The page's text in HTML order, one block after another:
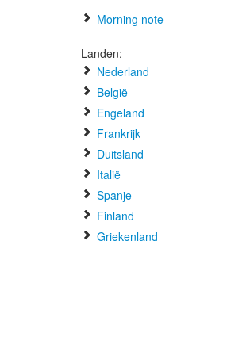
Morning note
Landen:
Nederland
België
Engeland
Frankrijk
Duitsland
Italië
Spanje
Finland
Griekenland